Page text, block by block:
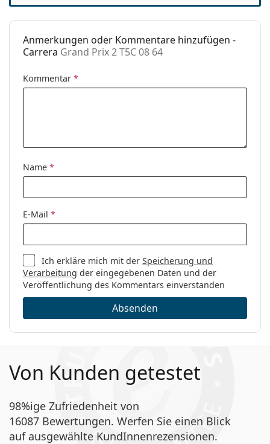
Anmerkungen oder Kommentare hinzufügen -
Carrera Grand Prix 2 T5C 08 64
Kommentar *
Name *
E-Mail *
Ich erkläre mich mit derSpeicherung und
Verarbeitung der eingegebenen Daten und der
Veröffentlichung des Kommentars einverstanden
Absenden
Von Kunden getestet
98%ige Zufriedenheit von
16087 Bewertungen. Werfen Sie einen Blick
auf ausgewählte KundInnenrezensionen.